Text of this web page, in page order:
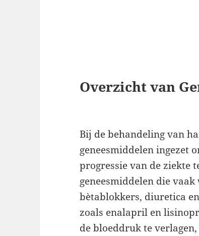
Overzicht van
Bij de behandeling van
geneesmiddelen ingezet
progressie van de ziekte
geneesmiddelen die
bètablokkers, diuretica
zoals enalapril en
de bloeddruk te